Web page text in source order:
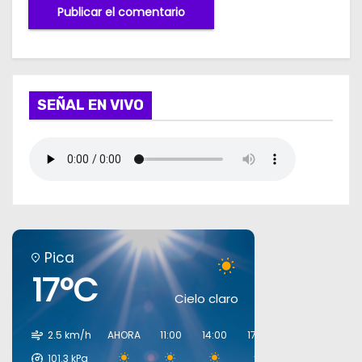
SEÑAL EN VIVO
Pica
17°C Cielo claro
2.5 km/h
101.3 kPa
AHORA 11:00 14:00 17:00